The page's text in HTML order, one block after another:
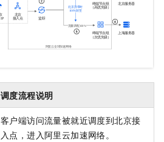
调度流程说明
客户端访问流量被就近调度到北京接
入点，进入阿里云加速网络。